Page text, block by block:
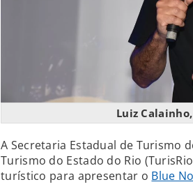
Luiz
A Secretaria Estadual de Turismo
Turismo do Estado do Rio
turístico para apresentar o Blue